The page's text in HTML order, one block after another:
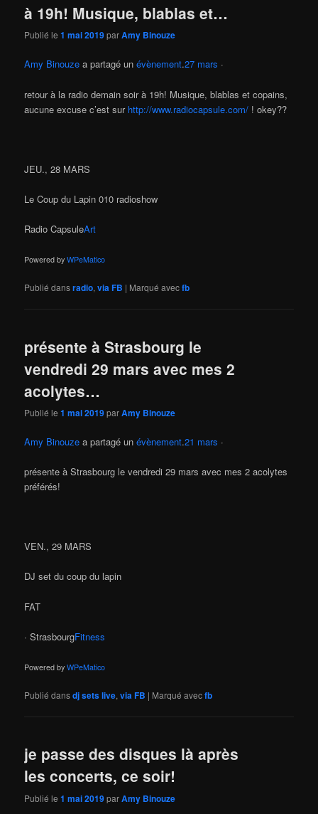
à 19h! Musique, blablas et…
Publié le1 mai 2019parAmy Binouze
Amy Binouze a partagé unévènement.27 mars ·
retour à la radio demain soir à 19h! Musique, blablas et copains,
aucune excuse c’est sur http://www.radiocapsule.com/ ! okey??
JEU., 28 MARS
Le Coup du Lapin 010 radioshow
Radio CapsuleArt
Powered byWPeMatico
Publié dansradio,via FB | Marqué avecfb
présente à Strasbourg le
vendredi 29 mars avec mes 2
acolytes…
Publié le1 mai 2019parAmy Binouze
Amy Binouze a partagé unévènement.21 mars ·
présente à Strasbourg le vendredi 29 mars avec mes 2 acolytes
préférés!
VEN., 29 MARS
DJ set du coup du lapin
FAT
· StrasbourgFitness
Powered byWPeMatico
Publié dansdj sets live,via FB | Marqué avecfb
je passe des disques là après
les concerts, ce soir!
Publié le1 mai 2019parAmy Binouze